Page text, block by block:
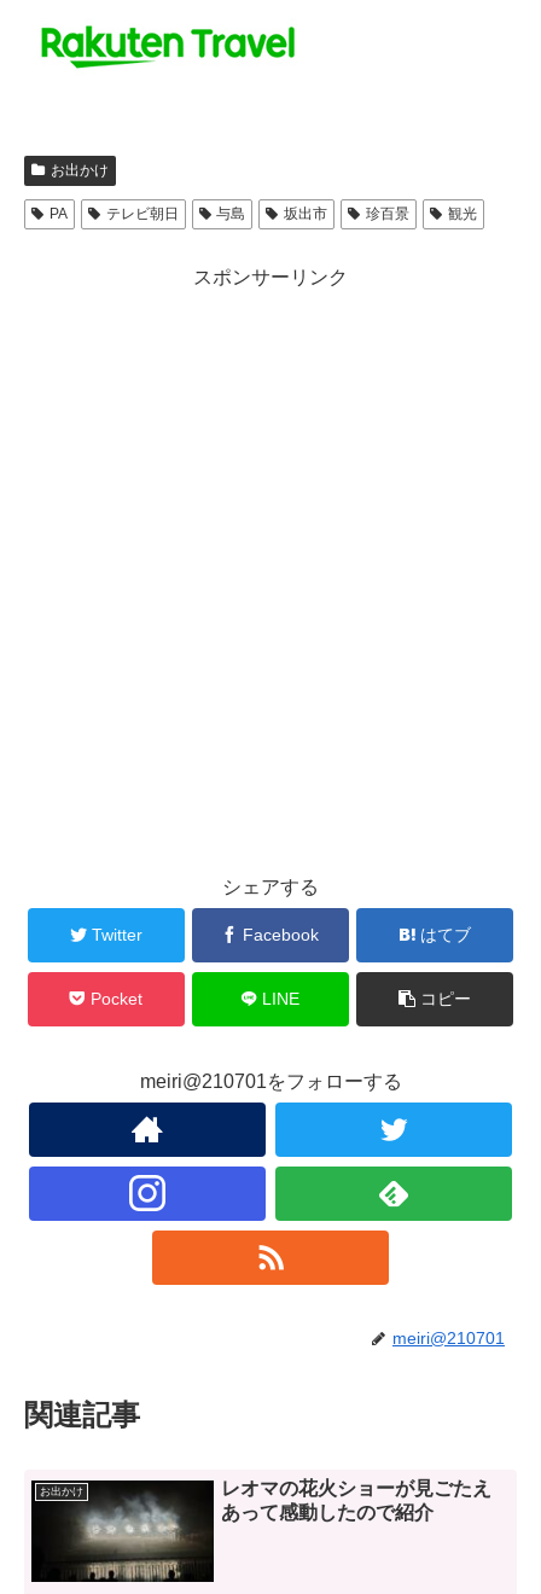
お出かけ
PA テレビ朝日 与島 坂出市 珍百景 観光
スポンサーリンク
シェアする
Twitter Facebook はてブ
Pocket LINE コピー
meiri@210701をフォローする
meiri@210701
関連記事
お出かけ
レオマの花火ショーが見ごたえ
あって感動したので紹介